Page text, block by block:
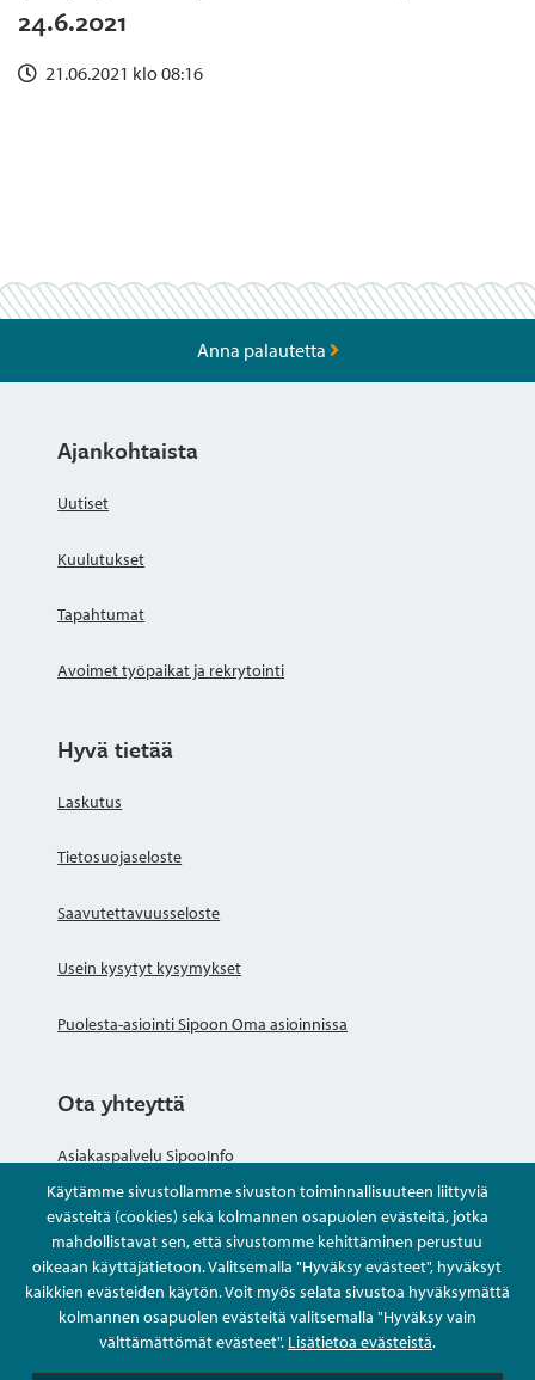
24.6.2021
21.06.2021 klo 08:16
Käytämme sivustollamme sivuston toiminnallisuuteen liittyviä
evästeitä (cookies) sekä kolmannen osapuolen evästeitä, jotka
mahdollistavat sen, että sivustomme kehittäminen perustuu
oikeaan käyttäjätietoon. Valitsemalla "Hyväksy evästeet", hyväksyt
kaikkien evästeiden käytön. Voit myös selata sivustoa hyväksymättä
kolmannen osapuolen evästeitä valitsemalla "Hyväksy vain
välttämättömät evästeet". Lisätietoa evästeistä.
Anna palautetta
Ajankohtaista
Uutiset
Kuulutukset
Tapahtumat
Avoimet työpaikat ja rekrytointi
Hyvä tietää
Laskutus
Tietosuojaseloste
Saavutettavuusseloste
Usein kysytyt kysymykset
Puolesta-asiointi Sipoon Oma asioinnissa
Ota yhteyttä
Asiakaspalvelu SipooInfo
Anna palautetta nimettömästi
Kysy tai asioi
Yhteystiedot